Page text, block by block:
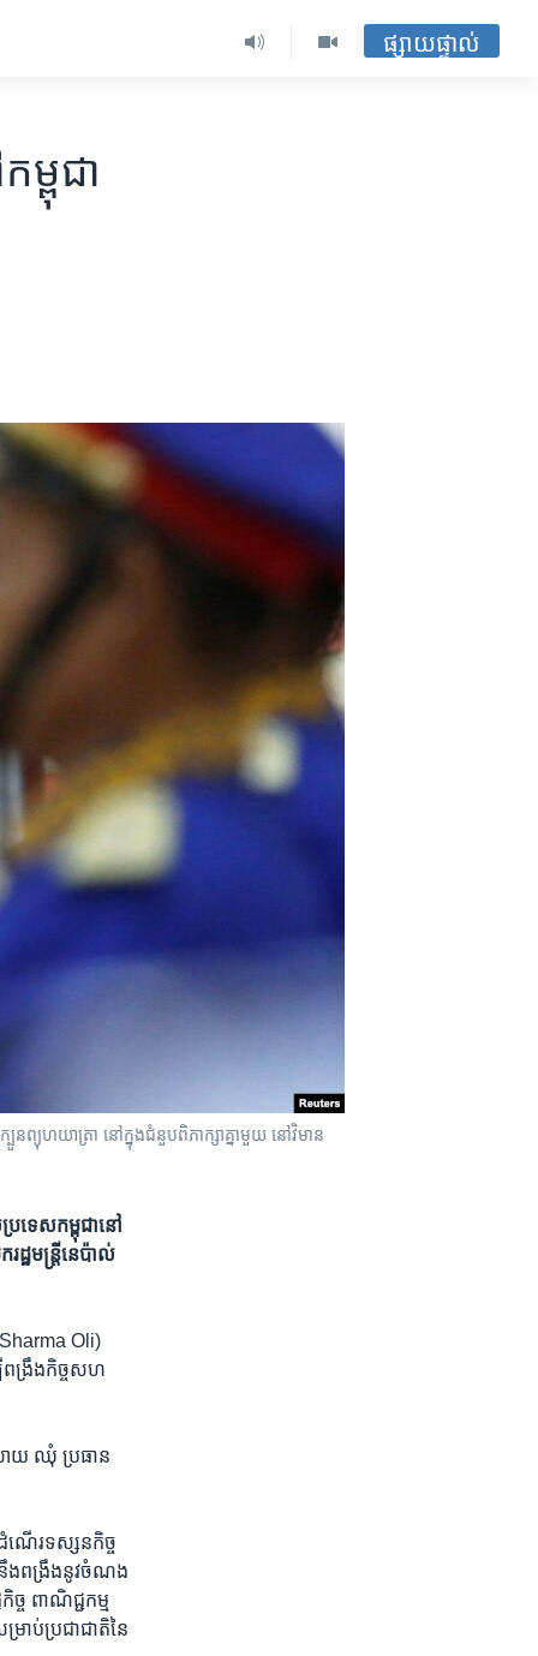
ផ្សាយផ្ទាល់
ម្ពុជា​
ព្យុហយាត្រា នៅក្នុងជំនួបពិភាក្សាគ្នាមួយ នៅវិមាន
ទេស​កម្ពុជា​នៅ​
ដ្ឋ​មន្ត្រី​នេប៉ាល់​
Oli)
បី​ពង្រឹង​កិច្ច​សហ​
ាយ​ ឈុំ ប្រធាន​
ដំណើរ​ទស្សនកិច្ច​
នឹង​ពង្រឹង​នូវ​ចំណង​
ច ពាណិជ្ជកម្ម
ាប់​ប្រជាជាតិ​នៃ​